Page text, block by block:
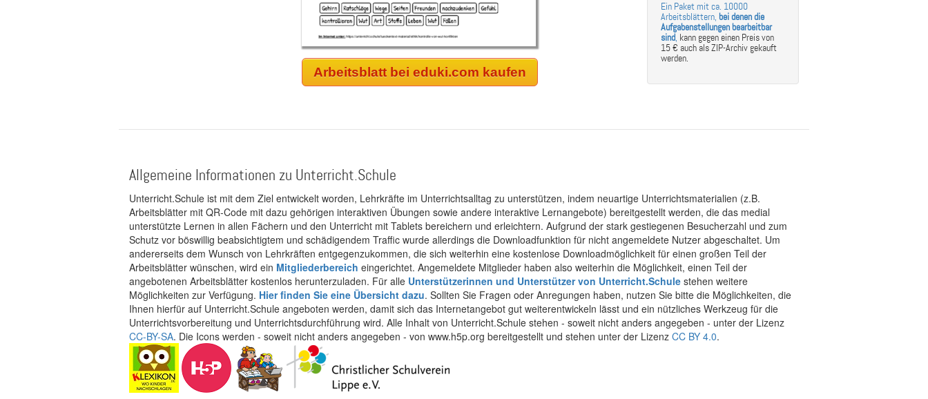
Arbeitsblatt bei eduki.com kaufen
Ein Paket mit ca. 10000
Arbeitsblättern, bei denen die
Aufgabenstellungen bearbeitbar
sind, kann gegen einen Preis von
15 € auch als ZIP-Archiv gekauft
werden.
Allgemeine Informationen zu Unterricht.Schule
Unterricht.Schule ist mit dem Ziel entwickelt worden, Lehrkräfte im Unterrichtsalltag zu unterstützen, indem neuartige Unterrichtsmaterialien (z.B.
Arbeitsblätter mit QR-Code mit dazu gehörigen interaktiven Übungen sowie andere interaktive Lernangebote) bereitgestellt werden, die das medial
unterstützte Lernen in allen Fächern und den Unterricht mit Tablets bereichern und erleichtern. Aufgrund der stark gestiegenen Besucherzahl und zum
Schutz vor böswillig beabsichtigtem und schädigendem Traffic wurde allerdings die Downloadfunktion für nicht angemeldete Nutzer abgeschaltet. Um
andererseits dem Wunsch von Lehrkräften entgegenzukommen, die sich weiterhin eine kostenlose Downloadmöglichkeit für einen großen Teil der
Arbeitsblätter wünschen, wird ein Mitgliederbereich eingerichtet. Angemeldete Mitglieder haben also weiterhin die Möglichkeit, einen Teil der
angebotenen Arbeitsblätter kostenlos herunterzuladen. Für alle Unterstützerinnen und Unterstützer von Unterricht.Schule stehen weitere
Möglichkeiten zur Verfügung. Hier finden Sie eine Übersicht dazu. Sollten Sie Fragen oder Anregungen haben, nutzen Sie bitte die Möglichkeiten, die
Ihnen hierfür auf Unterricht.Schule angeboten werden, damit sich das Internetangebot gut weiterentwickeln lässt und ein nützliches Werkzeug für die
Unterrichtsvorbereitung und Unterrichtsdurchführung wird. Alle Inhalt von Unterricht.Schule stehen - soweit nicht anders angegeben - unter der Lizenz
CC-BY-SA. Die Icons werden - soweit nicht anders angegeben - von www.h5p.org bereitgestellt und stehen unter der Lizenz CC BY 4.0.